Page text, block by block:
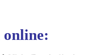
online: